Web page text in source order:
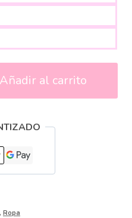
Añadir al carrito
, Ropa